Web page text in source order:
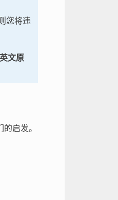
您将违
文原
启发。